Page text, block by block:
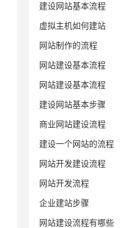
建设网站基本流程
虚拟主机如何建站
网站制作的流程
网站建设基本流程
网站建设基本流程
建设网站基本步骤
商业网站建设流程
建设一个网站的流程
网站开发建设流程
网站开发流程
企业建站步骤
网站建设流程有哪些